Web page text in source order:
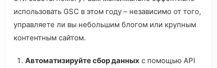
использовать GSC в этом году – независимо от того,
управляете ли вы небольшим блогом или крупным
контентным сайтом.
Автоматизируйте сбор данных с помощью API